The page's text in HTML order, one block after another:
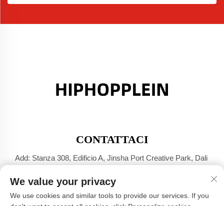
CONTATTACI
Add: Stanza 308, Edificio A, Jinsha Port Creative Park, Dali
Tel: +86-17304049586
E-mail:[email protected]
We value your privacy
We use cookies and similar tools to provide our services. If you